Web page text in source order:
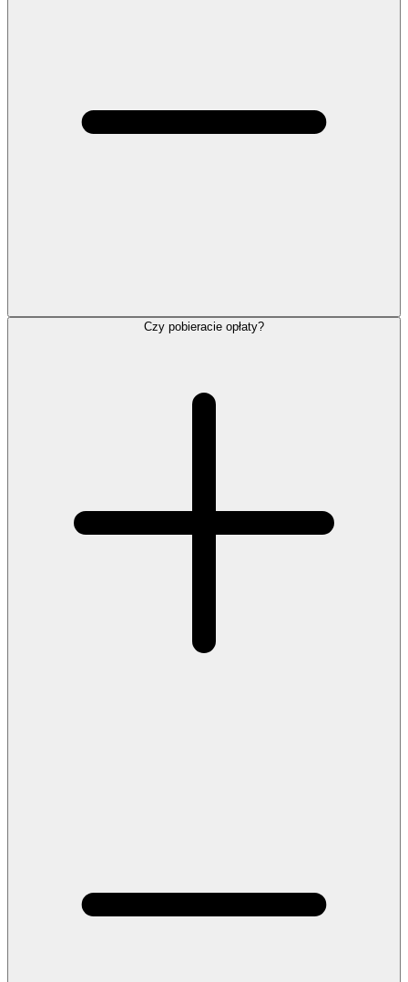
Czy pobieracie opłaty?